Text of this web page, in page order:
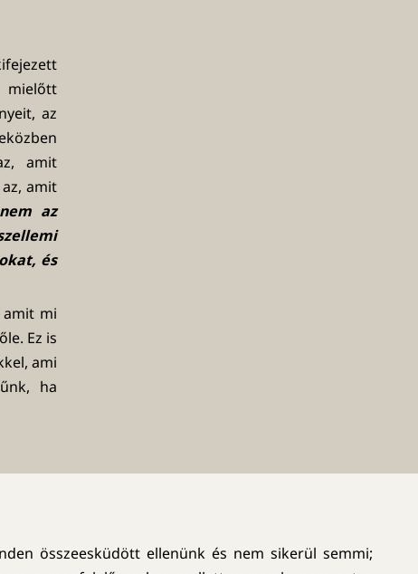
az
amit
amit
az
és
mi
Ez is
ami
ha
összeesküdött ellenünk és nem sikerül semmi;